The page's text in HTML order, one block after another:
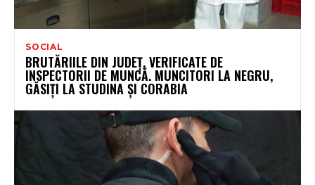
SOCIAL
BRUTĂRIILE DIN JUDEȚ, VERIFICATE DE
INSPECTORII DE MUNCĂ. MUNCITORI LA NEGRU,
GĂSIȚI LA STUDINA ȘI CORABIA